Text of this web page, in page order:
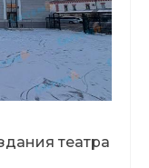
театра